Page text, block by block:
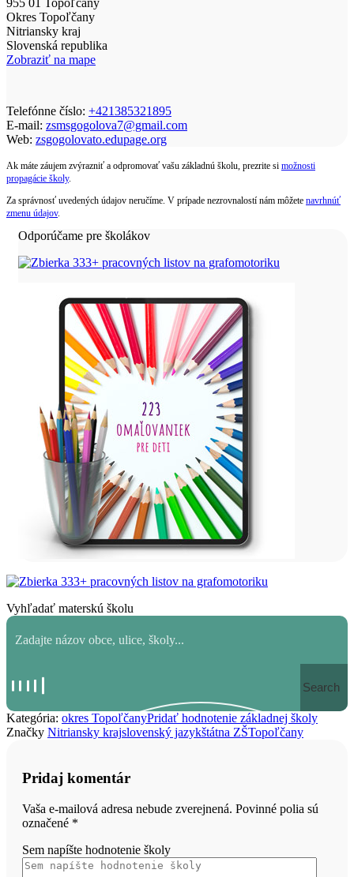
Okres Topoľčany
Nitriansky kraj
Slovenská republika
Zobraziť na mape
Telefónne číslo: +421385321895
E-mail: zsmsgogolova7@gmail.com
Web: zsgogolovato.edupage.org
Ak máte záujem zvýrazniť a odpromovať vašu základnú školu, prezrite si možnosti
propagácie školy.
Za správnosť uvedených údajov neručíme. V prípade nezrovnalostí nám môžete navrhnúť
zmenu údajov.
Odporúčame pre školákov
Vyhľadať materskú školu
Search
Kategória: okres TopoľčanyPridať hodnotenie základnej školy
Značky Nitriansky krajslovenský jazykštátna ZŠTopoľčany
Pridaj komentár
Vaša e-mailová adresa nebude zverejnená. Povinné polia sú
označené *
Sem napíšte hodnotenie školy